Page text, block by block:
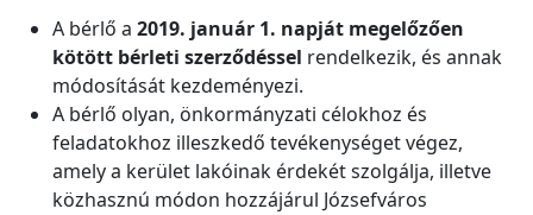
A bérlő a 2019. január 1. napját megelőzően
kötött bérleti szerződéssel rendelkezik, és annak
módosítását kezdeményezi.
A bérlő olyan, önkormányzati célokhoz és
feladatokhoz illeszkedő tevékenységet végez,
amely a kerület lakóinak érdekét szolgálja, illetve
közhasznú módon hozzájárul Józsefváros